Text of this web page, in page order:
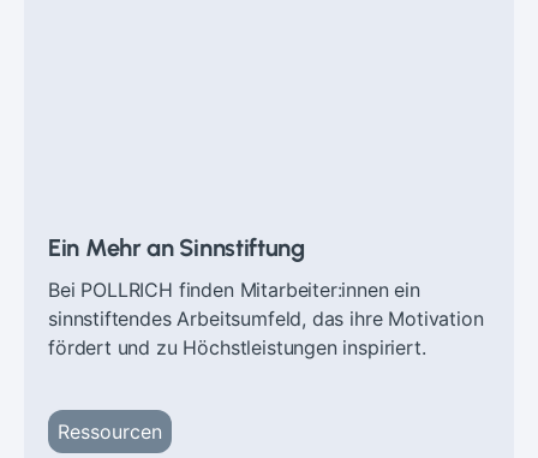
Ein Mehr an Sinnstiftung
Bei POLLRICH finden Mitarbeiter:innen ein
sinnstiftendes Arbeitsumfeld, das ihre Motivation
fördert und zu Höchstleistungen inspiriert.
Ressourcen